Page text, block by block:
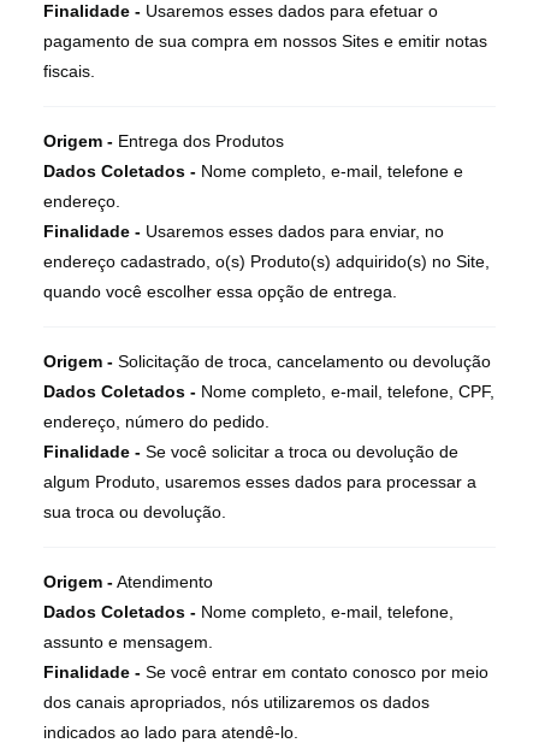
Finalidade - Usaremos esses dados para efetuar o
pagamento de sua compra em nossos Sites e emitir notas
fiscais.
Origem - Entrega dos Produtos
Dados Coletados - Nome completo, e-mail, telefone e
endereço.
Finalidade - Usaremos esses dados para enviar, no
endereço cadastrado, o(s) Produto(s) adquirido(s) no Site,
quando você escolher essa opção de entrega.
Origem - Solicitação de troca, cancelamento ou devolução
Dados Coletados - Nome completo, e-mail, telefone, CPF,
endereço, número do pedido.
Finalidade - Se você solicitar a troca ou devolução de
algum Produto, usaremos esses dados para processar a
sua troca ou devolução.
Origem -Atendimento
Dados Coletados - Nome completo, e-mail, telefone,
assunto e mensagem.
Finalidade - Se você entrar em contato conosco por meio
dos canais apropriados, nós utilizaremos os dados
indicados ao lado para atendê-lo.